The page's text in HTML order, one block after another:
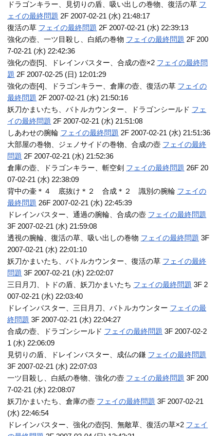
ドラゴンキラー、見切りの盾、吸い出しの巻物、復活の草 フ
ェイの最終問題 2F 2007-02-21 (水) 21:48:17
復活の草 フェイの最終問題 2F 2007-02-21 (水) 22:39:13
強化の壺、一ツ目殺し、白紙の巻物 フェイの最終問題 2F 200
7-02-21 (水) 22:42:36
強化の壺[5]、ドレインバスター、合成の壺×2 フェイの最終問
題 2F 2007-02-25 (日) 12:01:29
強化の壺[4]、ドラゴンキラー、倉庫の壺、復活の草 フェイの
最終問題 2F 2007-02-21 (水) 21:50:16
妖刀かまいたち、バトルカウンター、ドラゴンシールド フェ
イの最終問題 2F 2007-02-21 (水) 21:51:08
しあわせの腕輪 フェイの最終問題 2F 2007-02-21 (水) 21:51:36
大部屋の巻物、ジェノサイドの巻物、合成の壺 フェイの最終
問題 2F 2007-02-21 (水) 21:52:36
倉庫の壺、ドラゴンキラー、斬空剣 フェイの最終問題 26F 20
07-02-21 (水) 22:38:09
背中の壷＊４ 底抜け＊２ 合成＊２ 識別の腕輪 フェイの
最終問題 26F 2007-02-21 (水) 22:45:39
ドレインバスター、通過の腕輪、合成の壺 フェイの最終問題
3F 2007-02-21 (水) 21:59:08
透視の腕輪、復活の草、吸い出しの巻物 フェイの最終問題 3F
2007-02-21 (水) 22:01:10
妖刀かまいたち、バトルカウンター、復活の草 フェイの最終
問題 3F 2007-02-21 (水) 22:02:07
三日月刀、トドの盾、妖刀かまいたち フェイの最終問題 3F 2
007-02-21 (水) 22:03:40
ドレインバスター、三日月刀、バトルカウンター フェイの最
終問題 3F 2007-02-21 (水) 22:04:27
合成の壺、ドラゴンシールド フェイの最終問題 3F 2007-02-2
1 (水) 22:06:09
見切りの盾、ドレインバスター、成仏の鎌 フェイの最終問題
3F 2007-02-21 (水) 22:07:03
一ツ目殺し、白紙の巻物、強化の壺 フェイの最終問題 3F 200
7-02-21 (水) 22:08:07
妖刀かまいたち、倉庫の壺 フェイの最終問題 3F 2007-02-21
(水) 22:46:54
ドレインバスター、強化の壺[5]、無敵草、復活の草×2 フェイ